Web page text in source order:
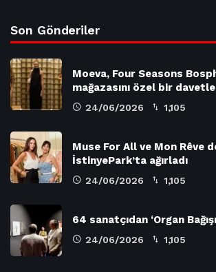
Son Gönderiler
Moeva, Four Seasons
mağazasını özel bir
24/06/2026 1,105
Muse For All ve Mon Rêve
İstinyePark’ta ağırladı
24/06/2026 1,105
64 sanatçıdan ‘Organ
24/06/2026 1,105